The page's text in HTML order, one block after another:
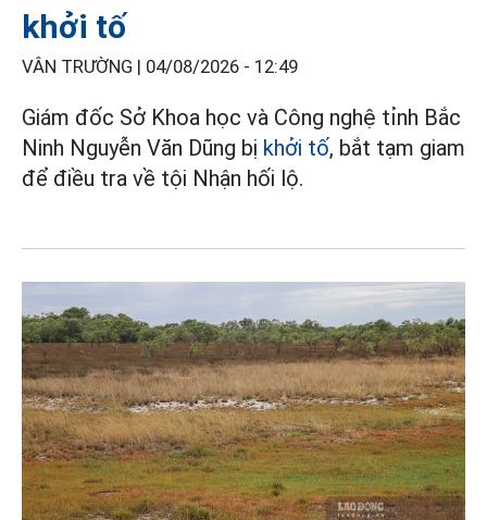
khởi tố
VÂN TRƯỜNG | 04/08/2026 - 12:49
Giám đốc Sở Khoa học và Công nghệ tỉnh Bắc
Ninh Nguyễn Văn Dũng bị khởi tố, bắt tạm giam
để điều tra về tội Nhận hối lộ.